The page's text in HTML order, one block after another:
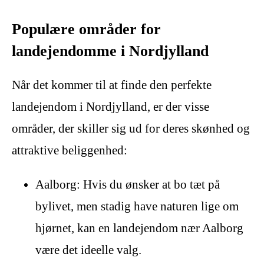
Populære områder for
landejendomme i Nordjylland
Når det kommer til at finde den perfekte
landejendom i Nordjylland, er der visse
områder, der skiller sig ud for deres skønhed og
attraktive beliggenhed:
Aalborg: Hvis du ønsker at bo tæt på
bylivet, men stadig have naturen lige om
hjørnet, kan en landejendom nær Aalborg
være det ideelle valg.